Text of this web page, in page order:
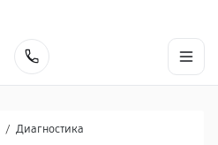
/ Диагностика